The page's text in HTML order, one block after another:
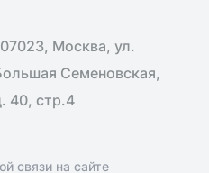
Москва, ул.
Семеновская,
40, стр.4
связи на сайте